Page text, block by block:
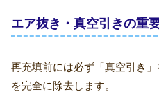
エア抜き・真空引きの重
再充填前には必ず「真空引き
を完全に除去します。